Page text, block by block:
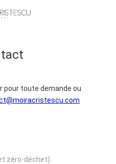
pour toute demande ou
zéro-déchet)